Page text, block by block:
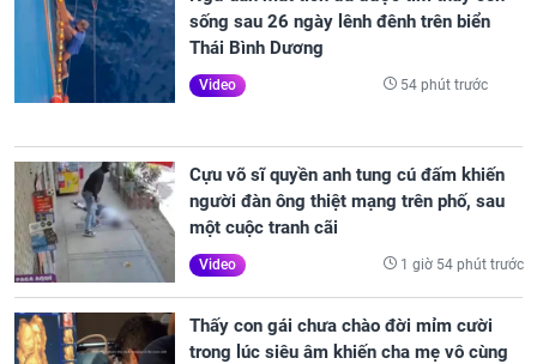
sống sau 26 ngày lênh đênh trên biển
Thái Bình Dương
Video 54 phút trước
Cựu võ sĩ quyền anh tung cú đấm khiến
người đàn ông thiệt mạng trên phố, sau
một cuộc tranh cãi
Video 1 giờ 54 phút trước
Thấy con gái chưa chào đời mỉm cười
trong lúc siêu âm khiến cha mẹ vô cùng